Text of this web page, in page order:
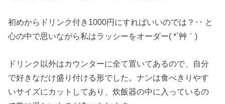
初めからドリンク付き1000円にすればいいのでは？‥ と
心の中で思いながら私はラッシーをオーダー( *´艸｀)
ドリンク以外はカウンターに全て置いてあるので、自分
で好きなだけ盛り付ける形でした。ナンは食べきりやす
いサイズにカットしてあり、炊飯器の中に入っているの